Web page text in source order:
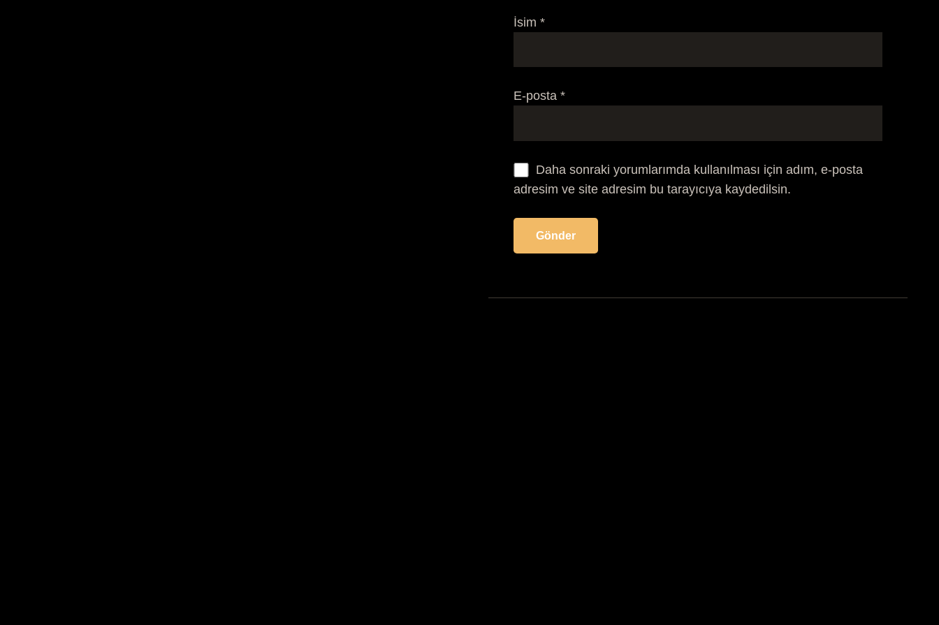
İsim *
E-posta *
Daha sonraki yorumlarımda kullanılması için adım, e-posta
adresim ve site adresim bu tarayıcıya kaydedilsin.